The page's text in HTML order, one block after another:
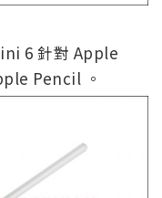
6 針對 Apple
Pencil 。